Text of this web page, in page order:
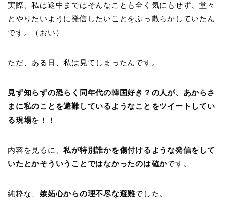
実際、私は途中まではそんなことも全く気にもせず、堂々
とやりたいように発信したいことをぶっ散らかしていたん
です。（おい）
ただ、ある日、私は見てしまったんです。
見ず知らずの恐らく同年代の韓国好き？の人が、あからさ
まに私のことを避難しているようなことをツイートしてい
る現場を！！
内容を見るに、私が特別誰かを傷付けるような発信をして
いたとかそういうことではなかったのは確かです。
純粋な、嫉妬心からの理不尽な避難でした。